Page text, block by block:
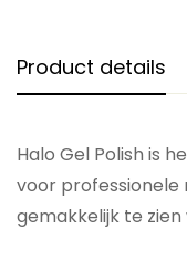
Product details
Halo Gel Polish is
voor professionele
gemakkelijk te